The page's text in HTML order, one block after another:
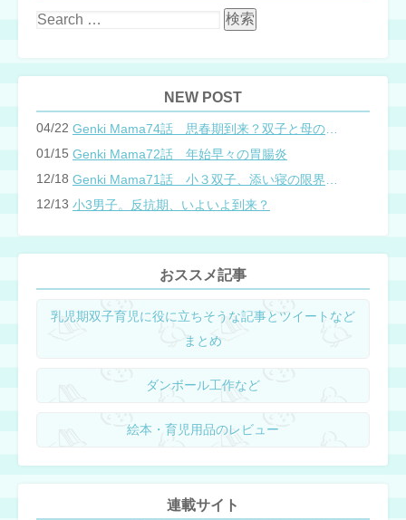
NEW POST
04/22
01/15 Genki Mama72話 年始早々の胃腸炎
12/18
12/13 小3男子。反抗期、いよいよ到来？
おススメ記事
乳児期双子育児に役に立ちそうな記事とツイートなど
まとめ
ダンボール工作など
絵本・育児用品のレビュー
連載サイト